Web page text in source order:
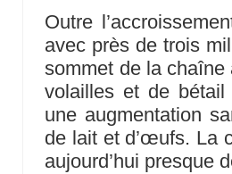
Outre
avec près de trois
sommet de la chaîne
volailles et de
une augmentation
de lait et d’œufs. La
aujourd’hui presque